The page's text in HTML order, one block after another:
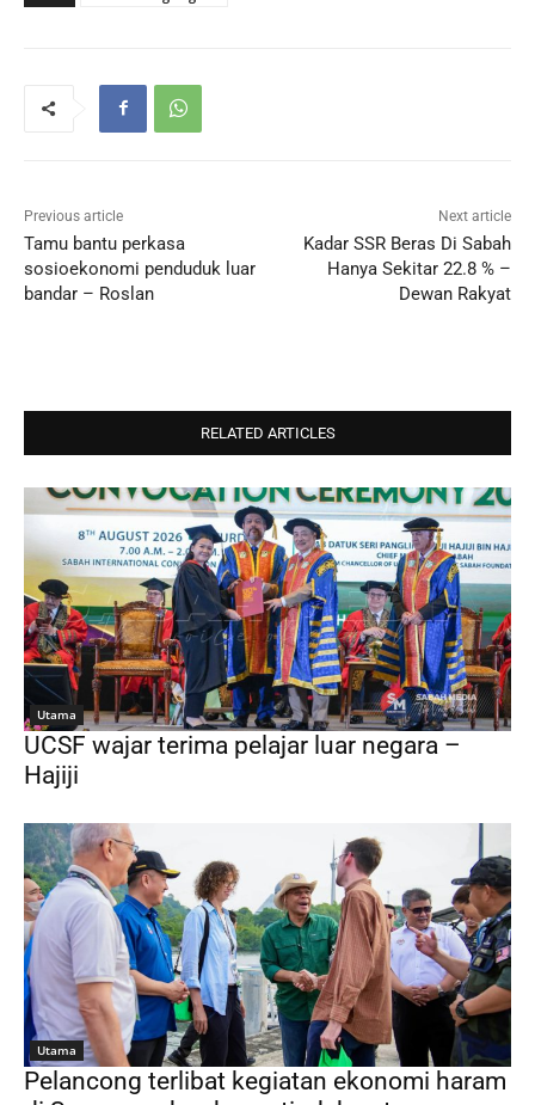
Previous article
Tamu bantu perkasa
sosioekonomi penduduk luar
bandar – Roslan
Next article
Kadar SSR Beras Di Sabah
Hanya Sekitar 22.8 % –
Dewan Rakyat
RELATED ARTICLES
Utama
UCSF wajar terima pelajar luar negara –
Hajiji
Utama
Pelancong terlibat kegiatan ekonomi haram